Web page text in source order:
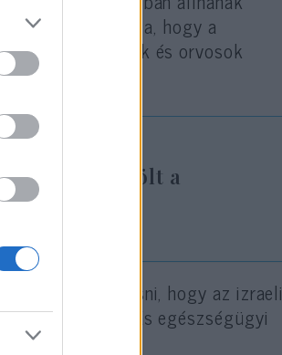
is illusztrálta, hogy a
szakemberek és orvosok
költ a
lehetett olvasni, hogy az izraeli
nővérek és más egészségügyi